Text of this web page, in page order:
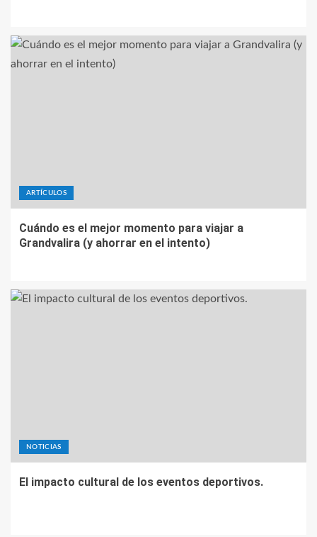
ARTÍCULOS
Cuándo es el mejor momento para viajar a
Grandvalira (y ahorrar en el intento)
NOTICIAS
El impacto cultural de los eventos deportivos.